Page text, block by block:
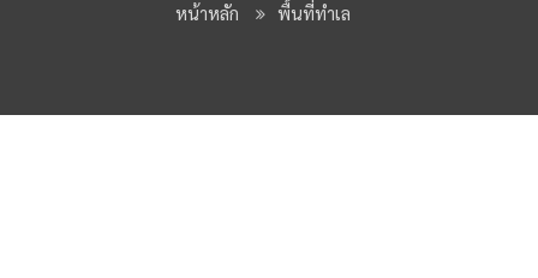
หน้าหลัก พื้นที่ทำเล